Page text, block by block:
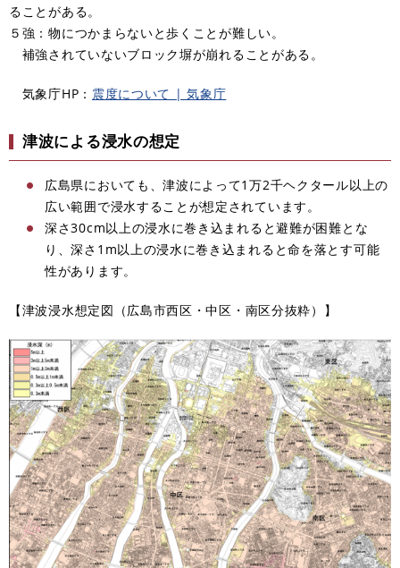
ることがある。
５強：物につかまらないと歩くことが難しい。
補強されていないブロック塀が崩れることがある。
気象庁HP： 震度について | 気象庁
津波による浸水の想定
広島県においても、津波によって1万2千ヘクタール以上の
広い範囲で浸水することが想定されています。
深さ30cm以上の浸水に巻き込まれると避難が困難とな
り、深さ1m以上の浸水に巻き込まれると命を落とす可能
性があります。
【津波浸水想定図（広島市西区・中区・南区分抜粋）】